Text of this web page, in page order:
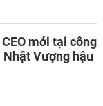
mới tại công
Vượng hậu